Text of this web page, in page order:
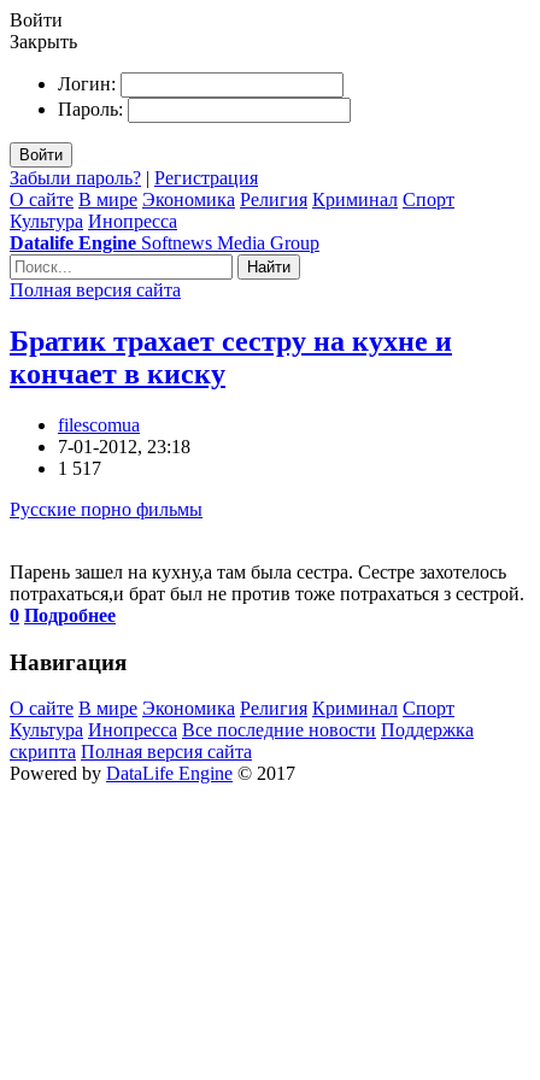
Войти
Закрыть
Логин:
Пароль:
Войти
Забыли пароль? | Регистрация
О сайте В мире Экономика Религия Криминал Спорт
Культура Инопресса
Datalife Engine Softnews Media Group
Найти
Полная версия сайта
Братик трахает сестру на кухне и
кончает в киску
filescomua
7-01-2012, 23:18
1 517
Русские порно фильмы
Парень зашел на кухну,а там была сестра. Сестре захотелось
потрахаться,и брат был не против тоже потрахаться з сестрой.
0 Подробнее
Навигация
О сайте В мире Экономика Религия Криминал Спорт
Культура Инопресса Все последние новости Поддержка
скрипта Полная версия сайта
Powered by DataLife Engine © 2017